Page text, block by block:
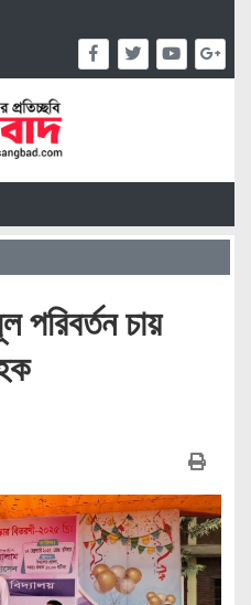
পরিবর্তন চায়